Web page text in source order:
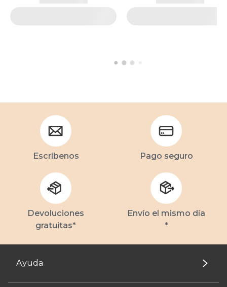
Escríbenos Pago seguro
Devoluciones
gratuitas*
Envío el mismo día
*
Ayuda